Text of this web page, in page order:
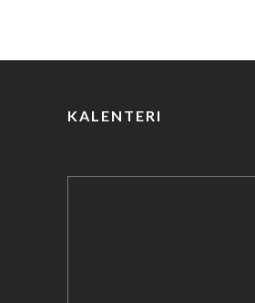
KALENTERI